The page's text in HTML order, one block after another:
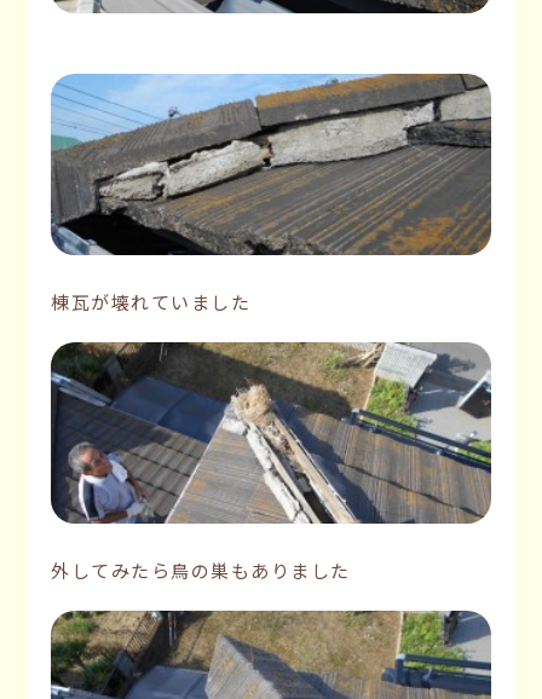
棟瓦が壊れていました
外してみたら鳥の巣もありました